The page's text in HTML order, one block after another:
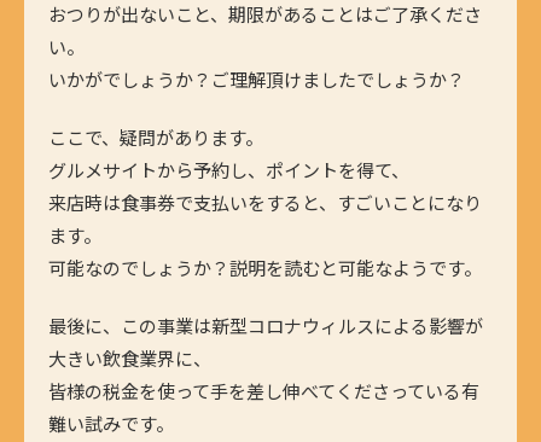
おつりが出ないこと、期限があることはご了承くださ
い。
いかがでしょうか？ご理解頂けましたでしょうか？
ここで、疑問があります。
グルメサイトから予約し、ポイントを得て、
来店時は食事券で支払いをすると、すごいことになり
ます。
可能なのでしょうか？説明を読むと可能なようです。
最後に、この事業は新型コロナウィルスによる影響が
大きい飲食業界に、
皆様の税金を使って手を差し伸べてくださっている有
難い試みです。